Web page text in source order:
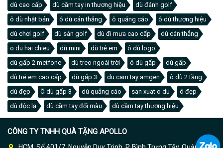
dù cao cấp
dù cầm tay in thương hiệu
dù đánh golf
ô dù nhật bản
ô dù cán thẳng ô quảng cáo
ô dù thương hiệu
dù chơi golf
dù sân golf dù đi mưa cao cấp
dù cán thẳng
o du hai chieu
dù mini dù trẻ em
ô dù logo
dù gấp 2 metfone
dù treo ngoài trời ô dù gấp
dù gấp
dù trẻ em cao cấp
dù gấp 3 du cam tay amgen
ô dù 2 tầng
dù đẹp
Ô dù gấp 3 dù quảng cáo san xuat o du
ô đẹp
dù độc lạ
dù cầm tay đổi màu dù cầm tay thương hiệu
CÔNG TY TNHH QUÀ TẶNG APOLLO